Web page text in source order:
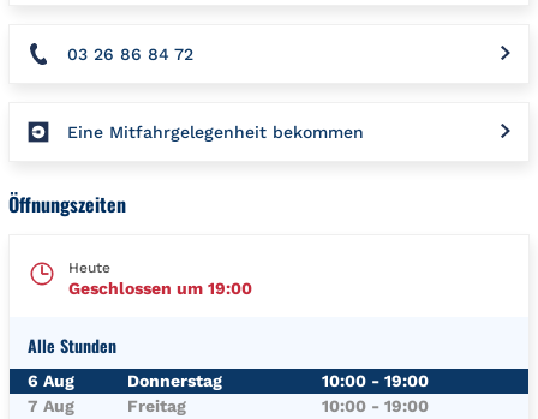
03 26 86 84 72
Eine Mitfahrgelegenheit bekommen
Öffnungszeiten
Heute
Geschlossen um 19:00
Alle Stunden
Wochentag Öffnungszeiten
6 Aug Donnerstag 10:00 - 19:00
7 Aug
Freitag 10:00 - 19:00